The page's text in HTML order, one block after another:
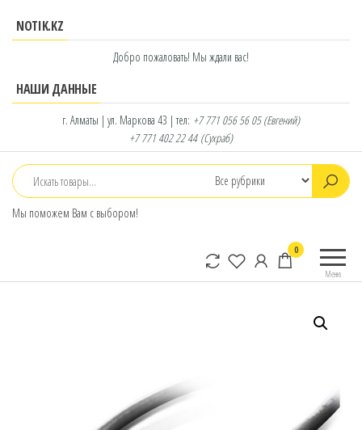
NOTIK.KZ
Добро пожаловать! Мы ждали вас!
НАШИ ДАННЫЕ
г. Алматы | ул. Маркова 43 | тел: +7 771 056 56 05(Евгений)
+7 771 402 22 44(Сухраб)
Мы поможем Вам с выбором!
магазин
Меню
0